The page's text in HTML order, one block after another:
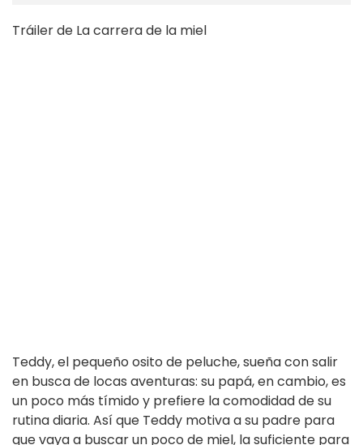
Tráiler de La carrera de la miel
Teddy, el pequeño osito de peluche, sueña con salir
en busca de locas aventuras: su papá, en cambio, es
un poco más tímido y prefiere la comodidad de su
rutina diaria. Así que Teddy motiva a su padre para
que vaya a buscar un poco de miel, la suficiente para